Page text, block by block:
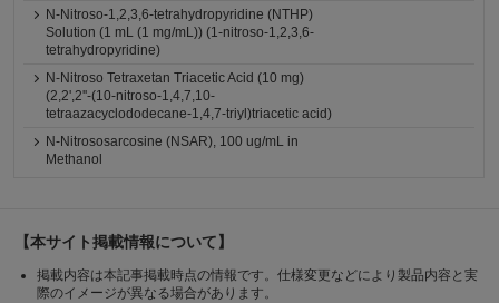
N-Nitroso-1,2,3,6-tetrahydropyridine (NTHP)
Solution (1 mL (1 mg/mL)) (1-nitroso-1,2,3,6-
tetrahydropyridine)
N-Nitroso Tetraxetan Triacetic Acid (10 mg)
(2,2',2''-(10-nitroso-1,4,7,10-
tetraazacyclododecane-1,4,7-triyl)triacetic acid)
N-Nitrososarcosine (NSAR), 100 ug/mL in
Methanol
【本サイト掲載情報について】
掲載内容は本記事掲載時点の情報です。仕様変更などにより製品内容と実
際のイメージが異なる場合があります。